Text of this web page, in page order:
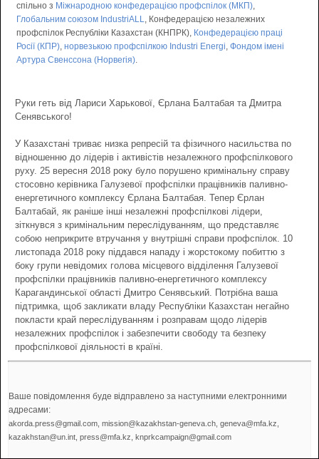
спільно з Міжнародною конфедерацією профспілок (МКП),
Глобальним союзом IndustriALL, Конфедерацією незалежних
профспілок Республіки Казахстан (КНПРК), Конфедерацією праці
Росії (КПР), норвезькою профспілкою Industri Energi, Фондом імені
Артура Свенссона (Норвегія).
Руки геть від Лариси Харькової, Єрлана Балтабая та Дмитра
Сенявського!
У Казахстані триває низка репресій та фізичного насильства по
відношенню до лідерів і активістів незалежного профспілкового
руху. 25 вересня 2018 року було порушено кримінальну справу
стосовно керівника Галузевої профспілки працівників паливно-
енергетичного комплексу Єрлана Балтабая. Тепер Єрлан
Балтабай, як раніше інші незалежні профспілкові лідери,
зіткнувся з кримінальним переслідуванням, що представляє
собою неприкрите втручання у внутрішні справи профспілок. 10
листопада 2018 року піддався нападу і жорстокому побиттю з
боку групи невідомих голова місцевого відділення Галузевої
профспілки працівників паливно-енергетичного комплексу
Карагандинської області Дмитро Сенявський. Потрібна ваша
підтримка, щоб закликати владу Республіки Казахстан негайно
покласти край переслідуванням і розправам щодо лідерів
незалежних профспілок і забезпечити свободу та безпеку
профспілкової діяльності в країні.
Ваше повідомлення буде відправлено за наступними електронними
адресами:
akorda.press@gmail.com, mission@kazakhstan-geneva.ch, geneva@mfa.kz,
kazakhstan@un.int, press@mfa.kz, knprkcampaign@gmail.com